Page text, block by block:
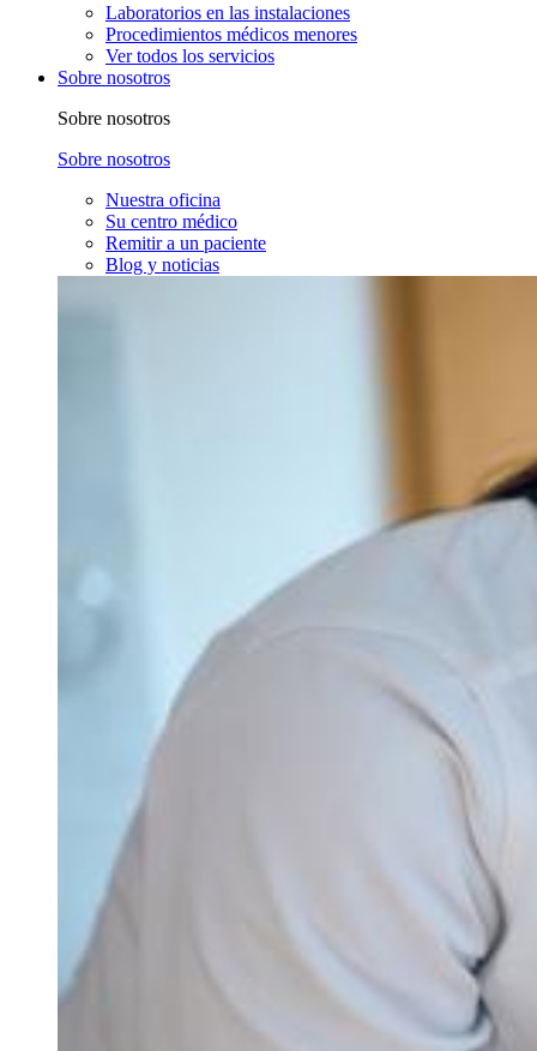
Laboratorios en las instalaciones
Procedimientos médicos menores
Ver todos los servicios
Sobre nosotros
Sobre nosotros
Sobre nosotros
Nuestra oficina
Su centro médico
Remitir a un paciente
Blog y noticias